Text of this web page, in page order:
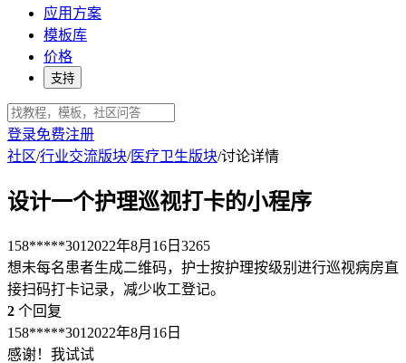
应用方案
模板库
价格
支持
登录免费注册
社区/行业交流版块/医疗卫生版块/讨论详情
设计一个护理巡视打卡的小程序
158*****301 2022年8月16日 3265
想未每名患者生成二维码，护士按护理按级别进行巡视病房直
接扫码打卡记录，减少收工登记。
2 个回复
158*****301 2022年8月16日
感谢！我试试